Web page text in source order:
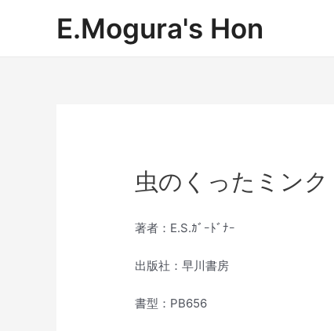
E.Mogura's Hon
虫のくったミンク
著者：E.S.ｶﾞｰﾄﾞﾅｰ
出版社：早川書房
書型：PB656